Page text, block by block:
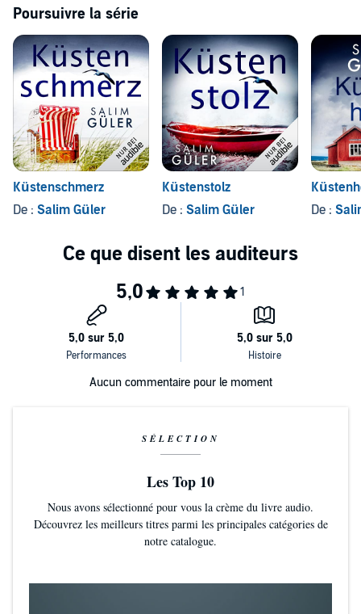
lässt.
>> Diese ungekürzte Hörbuch-Fassung genießt du exklusiv nur bei
Audible.
©2021 Belle Epoque Verlag (P)2022 Audible Studios
Poursuivre la série
Küstenschmerz
De : Salim Güler
Küstenstolz
De : Salim Güler
De :
Aucun commentaire pour le moment
SÉLECTION
Les Top 10
Nous avons sélectionné pour vous la crème du livre audio.
Découvrez les meilleurs titres parmi les principales catégories de
notre catalogue.